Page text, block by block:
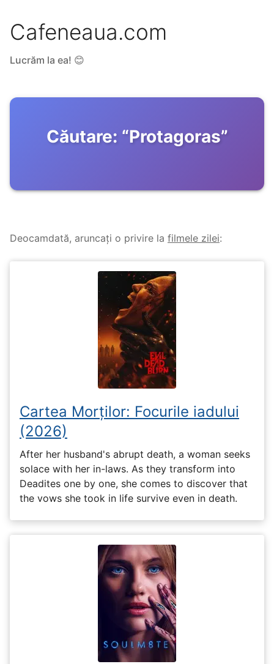
Cafeneaua.com
Lucrăm la ea! 😊
Căutare: “Protagoras”
Deocamdată, aruncați o privire la filmele zilei:
Cartea Morților: Focurile iadului
(2026)
After her husband's abrupt death, a woman seeks
solace with her in-laws. As they transform into
Deadites one by one, she comes to discover that
the vows she took in life survive even in death.